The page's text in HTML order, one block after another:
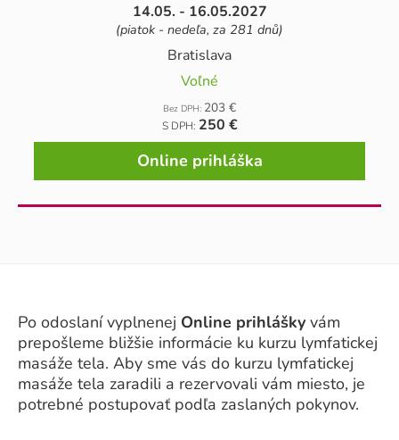
14.05. - 16.05.2027
(piatok - nedeľa, za 281 dnů)
Bratislava
Voľné
Bez DPH: 203 €
S DPH: 250 €
Online prihláška
Po odoslaní vyplnenej Online prihlášky vám
prepošleme bližšie informácie ku kurzu lymfatickej
masáže tela. Aby sme vás do kurzu lymfatickej
masáže tela zaradili a rezervovali vám miesto, je
potrebné postupovať podľa zaslaných pokynov.